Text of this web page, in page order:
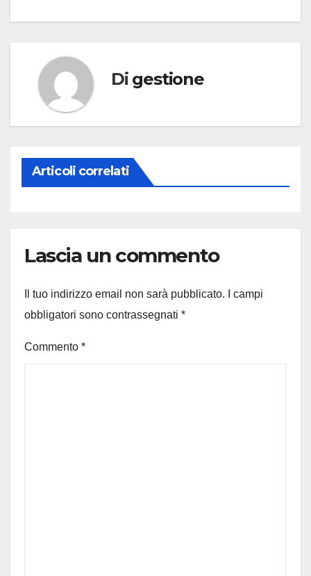
Di gestione
Articoli correlati
Lascia un commento
Il tuo indirizzo email non sarà pubblicato.
I campi
obbligatori sono contrassegnati *
Commento *